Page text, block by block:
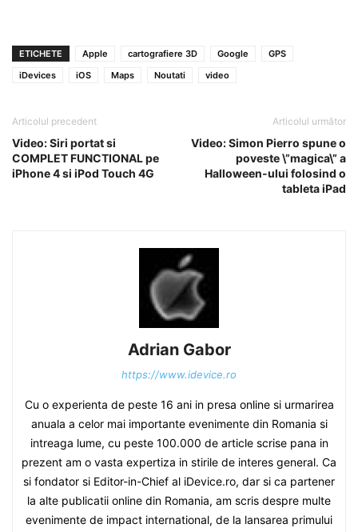
ETICHETE Apple cartografiere 3D Google
GPS
iDevices
iOS Maps Noutati video
Articolul precedent
Video: Siri portat si
COMPLET FUNCTIONAL pe
iPhone 4 si iPod Touch 4G
Articolul următor
Video: Simon Pierro spune o
poveste \”magica\” a
Halloween-ului folosind o
tableta iPad
Adrian Gabor
https://www.idevice.ro
Cu o experienta de peste 16 ani in presa online si urmarirea
anuala a celor mai importante evenimente din Romania si
intreaga lume, cu peste 100.000 de article scrise pana in
prezent am o vasta expertiza in stirile de interes general. Ca
si fondator si Editor-in-Chief al iDevice.ro, dar si ca partener
la alte publicatii online din Romania, am scris despre multe
evenimente de impact international, de la lansarea primului